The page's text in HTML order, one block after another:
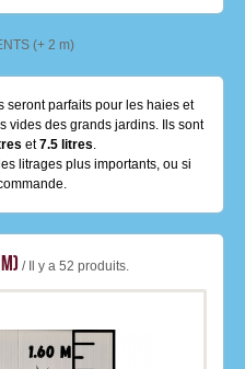
(+ 2 m)
seront parfaits pour les haies et
vides des grands jardins. Ils sont
et7.5 litres
litrages plus importants, ou si
/ Il y a 52 produits.